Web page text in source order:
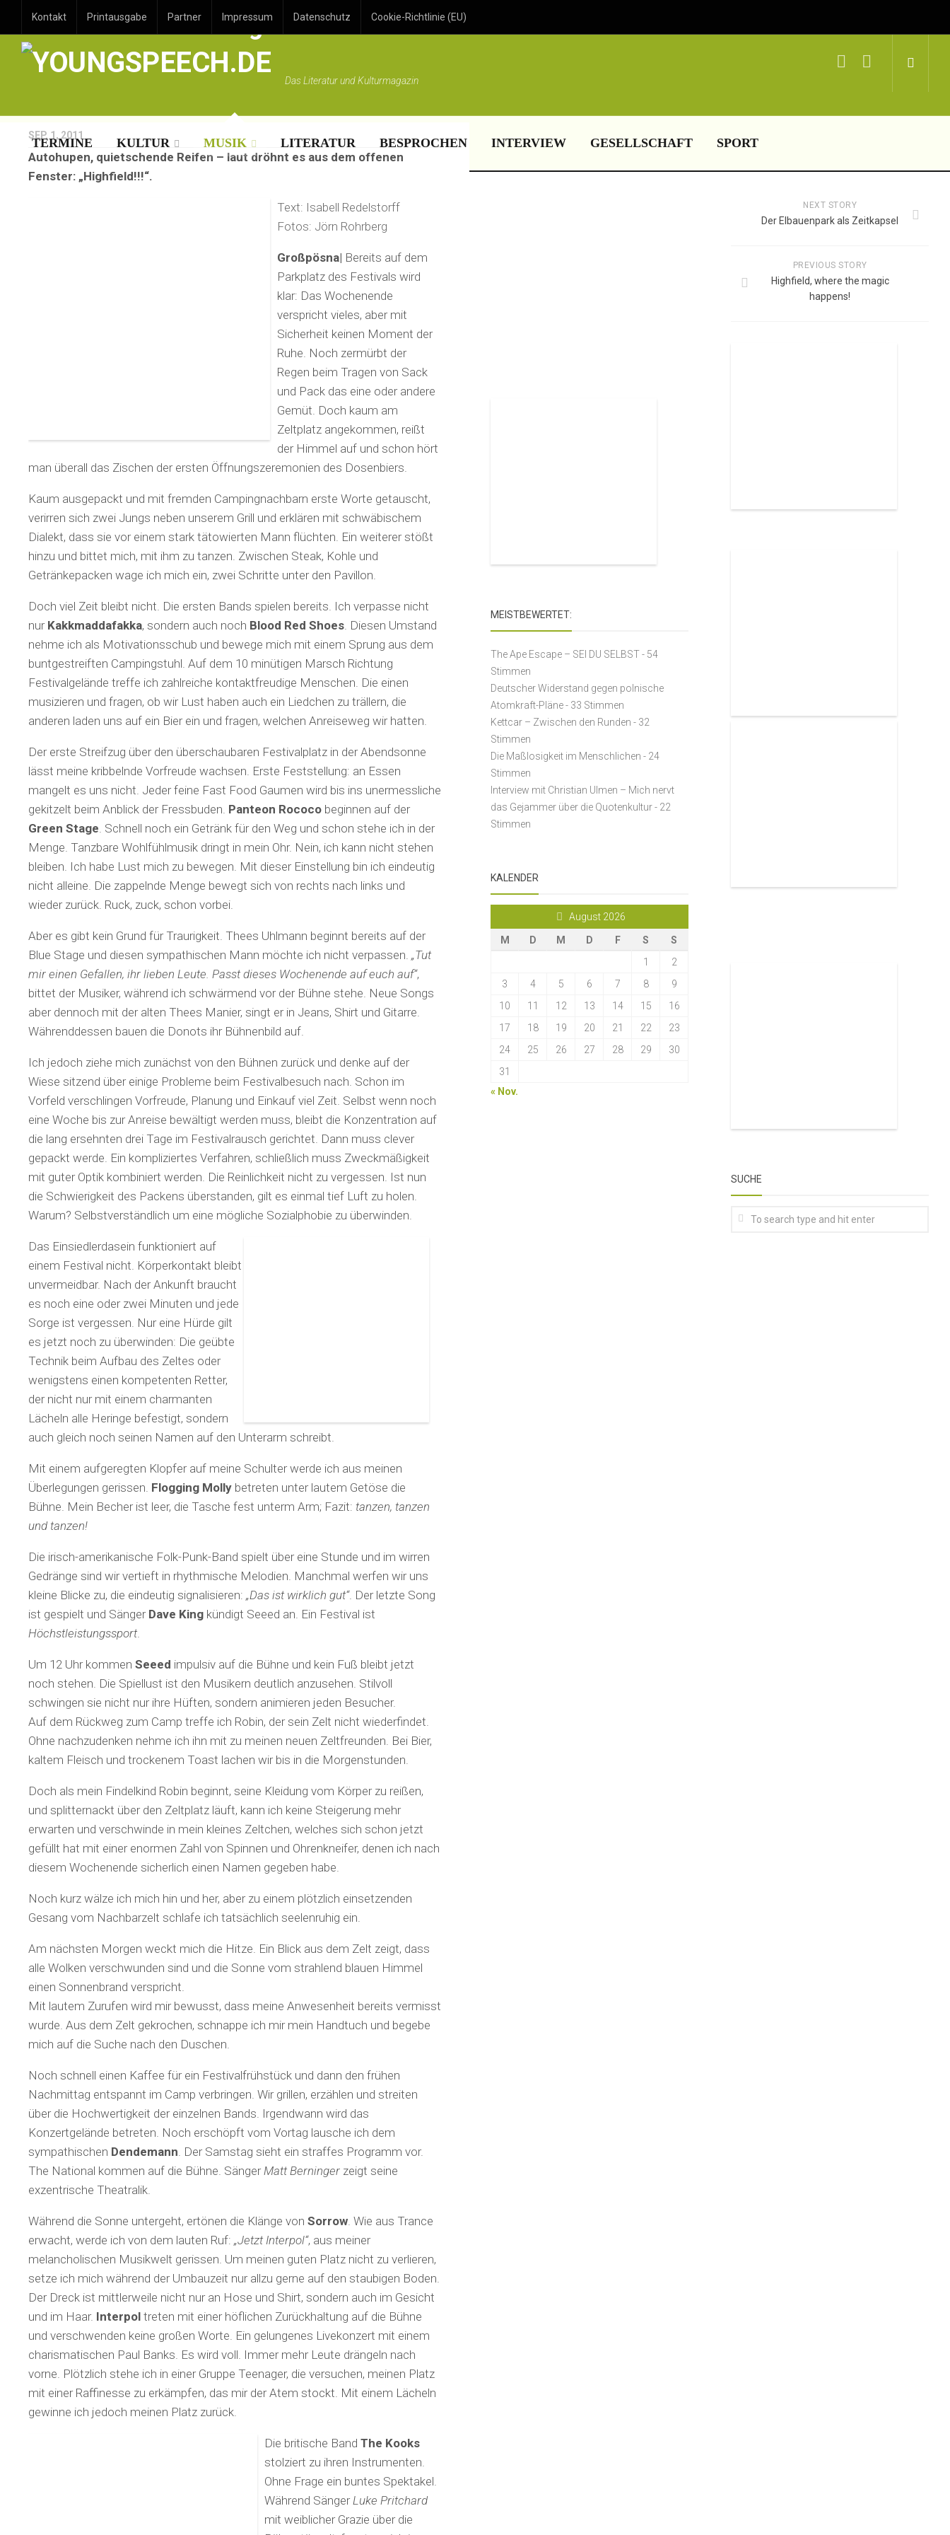
Kontakt Printausgabe Partner Impressum Datenschutz Cookie-Richtlinie (EU)
Das Literatur und Kulturmagazin
TERMINE KULTUR MUSIK LITERATUR BESPROCHEN INTERVIEW GESELLSCHAFT SPORT
Alle Jahre wieder Highfield
SEP. 1, 2011
Autohupen, quietschende Reifen – laut dröhnt es aus dem offenen
Fenster: „Highfield!!!“.
Text: Isabell Redelstorff
Fotos: Jörn Rohrberg
Großpösna| Bereits auf dem
Parkplatz des Festivals wird
klar: Das Wochenende
verspricht vieles, aber mit
Sicherheit keinen Moment der
Ruhe. Noch zermürbt der
Regen beim Tragen von Sack
und Pack das eine oder andere
Gemüt. Doch kaum am
Zeltplatz angekommen, reißt
der Himmel auf und schon hört
man überall das Zischen der ersten Öffnungszeremonien des Dosenbiers.
Kaum ausgepackt und mit fremden Campingnachbarn erste Worte getauscht,
verirren sich zwei Jungs neben unserem Grill und erklären mit schwäbischem
Dialekt, dass sie vor einem stark tätowierten Mann flüchten. Ein weiterer stößt
hinzu und bittet mich, mit ihm zu tanzen. Zwischen Steak, Kohle und
Getränkepacken wage ich mich ein, zwei Schritte unter den Pavillon.
Doch viel Zeit bleibt nicht. Die ersten Bands spielen bereits. Ich verpasse nicht
nur Kakkmaddafakka, sondern auch noch Blood Red Shoes. Diesen Umstand
nehme ich als Motivationsschub und bewege mich mit einem Sprung aus dem
buntgestreiften Campingstuhl. Auf dem 10 minütigen Marsch Richtung
Festivalgelände treffe ich zahlreiche kontaktfreudige Menschen. Die einen
musizieren und fragen, ob wir Lust haben auch ein Liedchen zu trällern, die
anderen laden uns auf ein Bier ein und fragen, welchen Anreiseweg wir hatten.
Der erste Streifzug über den überschaubaren Festivalplatz in der Abendsonne
lässt meine kribbelnde Vorfreude wachsen. Erste Feststellung: an Essen
mangelt es uns nicht. Jeder feine Fast Food Gaumen wird bis ins unermessliche
gekitzelt beim Anblick der Fressbuden. Panteon Rococo beginnen auf der
Green Stage. Schnell noch ein Getränk für den Weg und schon stehe ich in der
Menge. Tanzbare Wohlfühlmusik dringt in mein Ohr. Nein, ich kann nicht stehen
bleiben. Ich habe Lust mich zu bewegen. Mit dieser Einstellung bin ich eindeutig
nicht alleine. Die zappelnde Menge bewegt sich von rechts nach links und
wieder zurück. Ruck, zuck, schon vorbei.
Aber es gibt kein Grund für Traurigkeit. Thees Uhlmann beginnt bereits auf der
Blue Stage und diesen sympathischen Mann möchte ich nicht verpassen. „Tut
mir einen Gefallen, ihr lieben Leute. Passt dieses Wochenende auf euch auf“,
bittet der Musiker, während ich schwärmend vor der Bühne stehe. Neue Songs
aber dennoch mit der alten Thees Manier, singt er in Jeans, Shirt und Gitarre.
Währenddessen bauen die Donots ihr Bühnenbild auf.
Ich jedoch ziehe mich zunächst von den Bühnen zurück und denke auf der
Wiese sitzend über einige Probleme beim Festivalbesuch nach. Schon im
Vorfeld verschlingen Vorfreude, Planung und Einkauf viel Zeit. Selbst wenn noch
eine Woche bis zur Anreise bewältigt werden muss, bleibt die Konzentration auf
die lang ersehnten drei Tage im Festivalrausch gerichtet. Dann muss clever
gepackt werde. Ein kompliziertes Verfahren, schließlich muss Zweckmäßigkeit
mit guter Optik kombiniert werden. Die Reinlichkeit nicht zu vergessen. Ist nun
die Schwierigkeit des Packens überstanden, gilt es einmal tief Luft zu holen.
Warum? Selbstverständlich um eine mögliche Sozialphobie zu überwinden.
Das Einsiedlerdasein funktioniert auf
einem Festival nicht. Körperkontakt bleibt
unvermeidbar. Nach der Ankunft braucht
es noch eine oder zwei Minuten und jede
Sorge ist vergessen. Nur eine Hürde gilt
es jetzt noch zu überwinden: Die geübte
Technik beim Aufbau des Zeltes oder
wenigstens einen kompetenten Retter,
der nicht nur mit einem charmanten
Lächeln alle Heringe befestigt, sondern
auch gleich noch seinen Namen auf den Unterarm schreibt.
Mit einem aufgeregten Klopfer auf meine Schulter werde ich aus meinen
Überlegungen gerissen. Flogging Molly betreten unter lautem Getöse die
Bühne. Mein Becher ist leer, die Tasche fest unterm Arm; Fazit: tanzen, tanzen
und tanzen!
Die irisch-amerikanische Folk-Punk-Band spielt über eine Stunde und im wirren
Gedränge sind wir vertieft in rhythmische Melodien. Manchmal werfen wir uns
kleine Blicke zu, die eindeutig signalisieren: „Das ist wirklich gut“. Der letzte Song
ist gespielt und Sänger Dave King kündigt Seeed an. Ein Festival ist
Höchstleistungssport.
Um 12 Uhr kommen Seeed impulsiv auf die Bühne und kein Fuß bleibt jetzt
noch stehen. Die Spiellust ist den Musikern deutlich anzusehen. Stilvoll
schwingen sie nicht nur ihre Hüften, sondern animieren jeden Besucher.
Auf dem Rückweg zum Camp treffe ich Robin, der sein Zelt nicht wiederfindet.
Ohne nachzudenken nehme ich ihn mit zu meinen neuen Zeltfreunden. Bei Bier,
kaltem Fleisch und trockenem Toast lachen wir bis in die Morgenstunden.
Doch als mein Findelkind Robin beginnt, seine Kleidung vom Körper zu reißen,
und splitternackt über den Zeltplatz läuft, kann ich keine Steigerung mehr
erwarten und verschwinde in mein kleines Zeltchen, welches sich schon jetzt
gefüllt hat mit einer enormen Zahl von Spinnen und Ohrenkneifer, denen ich nach
diesem Wochenende sicherlich einen Namen gegeben habe.
Noch kurz wälze ich mich hin und her, aber zu einem plötzlich einsetzenden
Gesang vom Nachbarzelt schlafe ich tatsächlich seelenruhig ein.
Am nächsten Morgen weckt mich die Hitze. Ein Blick aus dem Zelt zeigt, dass
alle Wolken verschwunden sind und die Sonne vom strahlend blauen Himmel
einen Sonnenbrand verspricht.
Mit lautem Zurufen wird mir bewusst, dass meine Anwesenheit bereits vermisst
wurde. Aus dem Zelt gekrochen, schnappe ich mir mein Handtuch und begebe
mich auf die Suche nach den Duschen.
Noch schnell einen Kaffee für ein Festivalfrühstück und dann den frühen
Nachmittag entspannt im Camp verbringen. Wir grillen, erzählen und streiten
über die Hochwertigkeit der einzelnen Bands. Irgendwann wird das
Konzertgelände betreten. Noch erschöpft vom Vortag lausche ich dem
sympathischen Dendemann. Der Samstag sieht ein straffes Programm vor.
The National kommen auf die Bühne. SängerMatt Berninger zeigt seine
exzentrische Theatralik.
Während die Sonne untergeht, ertönen die Klänge von Sorrow. Wie aus Trance
erwacht, werde ich von dem lauten Ruf: „Jetzt Interpol“, aus meiner
melancholischen Musikwelt gerissen. Um meinen guten Platz nicht zu verlieren,
setze ich mich während der Umbauzeit nur allzu gerne auf den staubigen Boden.
Der Dreck ist mittlerweile nicht nur an Hose und Shirt, sondern auch im Gesicht
und im Haar. Interpol treten mit einer höflichen Zurückhaltung auf die Bühne
und verschwenden keine großen Worte. Ein gelungenes Livekonzert mit einem
charismatischen Paul Banks. Es wird voll. Immer mehr Leute drängeln nach
vorne. Plötzlich stehe ich in einer Gruppe Teenager, die versuchen, meinen Platz
mit einer Raffinesse zu erkämpfen, das mir der Atem stockt. Mit einem Lächeln
gewinne ich jedoch meinen Platz zurück.
Die britische Band The Kooks
stolziert zu ihren Instrumenten.
Ohne Frage ein buntes Spektakel.
Während SängerLuke Pritchard
mit weiblicher Grazie über die
NEXT STORY
Der Elbauenpark als Zeitkapsel
PREVIOUS STORY
Highfield, where the magic
happens!
SUCHE
MEISTBEWERTET:
The Ape Escape – SEI DU SELBST- 54
Stimmen
Deutscher Widerstand gegen polnische
Atomkraft-Pläne- 33 Stimmen
Kettcar – Zwischen den Runden - 32
Stimmen
Die Maßlosigkeit im Menschlichen - 24
Stimmen
Interview mit Christian Ulmen – Mich nervt
das Gejammer über die Quotenkultur- 22
Stimmen
KALENDER
August 2026
M D M D F S
S
1
2
3
4 5 6 7 8
9
10
11 12 13 14 15
16
17
18 19 20 21 22
23
24
25 26 27 28 29
30
31
« Nov.